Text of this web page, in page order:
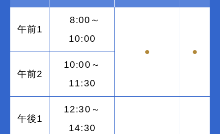
午前1
8:00～
10:00
●
●
午前2
10:00～
11:30
午後1
12:30～
14:30